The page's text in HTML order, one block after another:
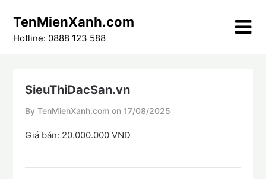
content
TenMienXanh.com
Hotline: 0888 123 588
SieuThiDacSan.vn
By TenMienXanh.com on 17/08/2025
Giá bán: 20.000.000 VND